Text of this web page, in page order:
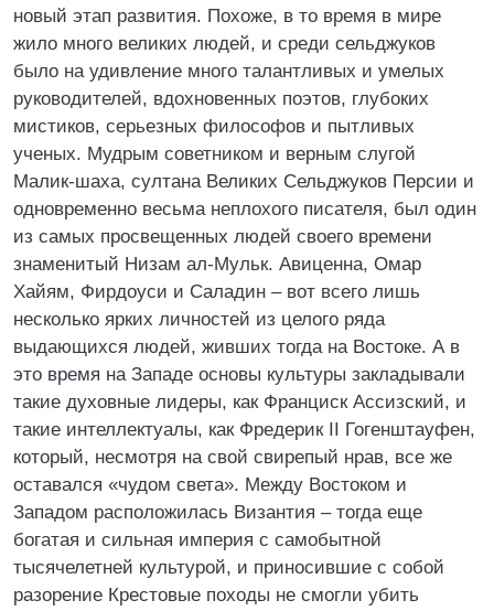
новый этап развития. Похоже, в то время в мире
жило много великих людей, и среди сельджуков
было на удивление много талантливых и умелых
руководителей, вдохновенных поэтов, глубоких
мистиков, серьезных философов и пытливых
ученых. Мудрым советником и верным слугой
Малик-шаха, султана Великих Сельджуков Персии и
одновременно весьма неплохого писателя, был один
из самых просвещенных людей своего времени
знаменитый Низам ал-Мульк. Авиценна, Омар
Хайям, Фирдоуси и Саладин – вот всего лишь
несколько ярких личностей из целого ряда
выдающихся людей, живших тогда на Востоке. А в
это время на Западе основы культуры закладывали
такие духовные лидеры, как Франциск Ассизский, и
такие интеллектуалы, как Фредерик II Гогенштауфен,
который, несмотря на свой свирепый нрав, все же
оставался «чудом света». Между Востоком и
Западом расположилась Византия – тогда еще
богатая и сильная империя с самобытной
тысячелетней культурой, и приносившие с собой
разорение Крестовые походы не смогли убить